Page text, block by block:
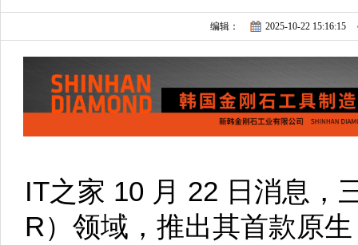
编辑： 2025-10-22 15:16:15
IT之家 10 月 22 日消息，
R）领域，推出其首款原